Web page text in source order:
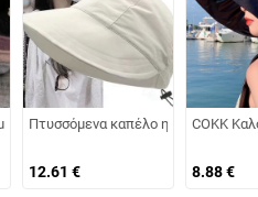
με μεγάλο γείσο Ταξιδιωτικό
καπέλο για άνδρες και
Νέο ζεστό καπέλο πάπιας
Πτυσσόμενα καπέλο ηλίου με
12.61 €
COKK
8.88€